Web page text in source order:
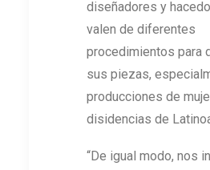
diseñadores y
valen de diferentes
procedimientos para
sus piezas,
producciones de
disidencias de
“De igual modo, nos